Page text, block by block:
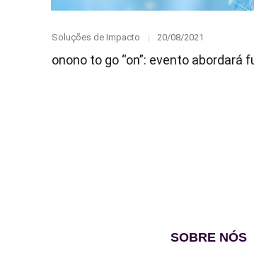
Category
Soluções de Impacto
Posted
20/08/2021
onono to go “on”: evento
SOBRE NÓS